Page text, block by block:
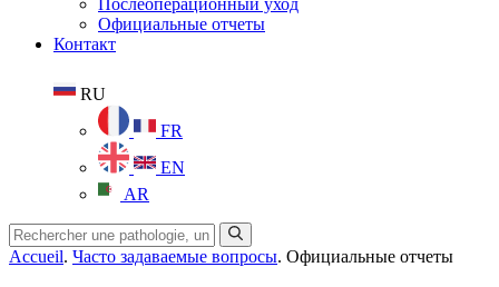
Послеоперационный уход
Официальные отчеты
Контакт
RU
FR
EN
AR
Accueil. Часто задаваемые вопросы. Официальные отчеты